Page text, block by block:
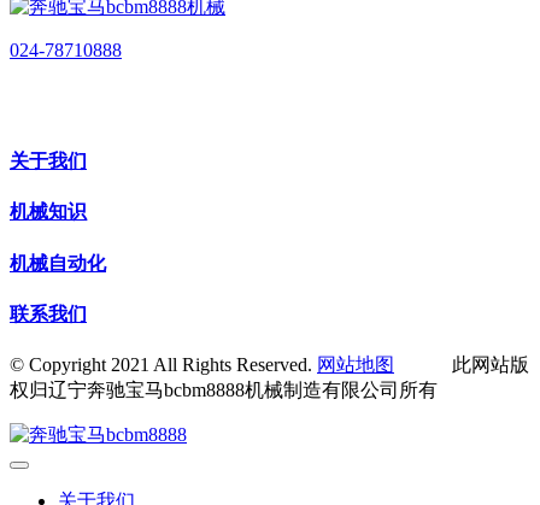
024-78710888
关于我们
机械知识
机械自动化
联系我们
© Copyright 2021 All Rights Reserved. 网站地图
此网站版
权归辽宁奔驰宝马bcbm8888机械制造有限公司所有
关于我们